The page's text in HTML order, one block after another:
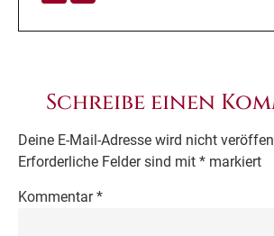
Schreibe einen
Deine E-Mail-Adresse wird nicht
Erforderliche Felder sind mit * markiert
Kommentar*